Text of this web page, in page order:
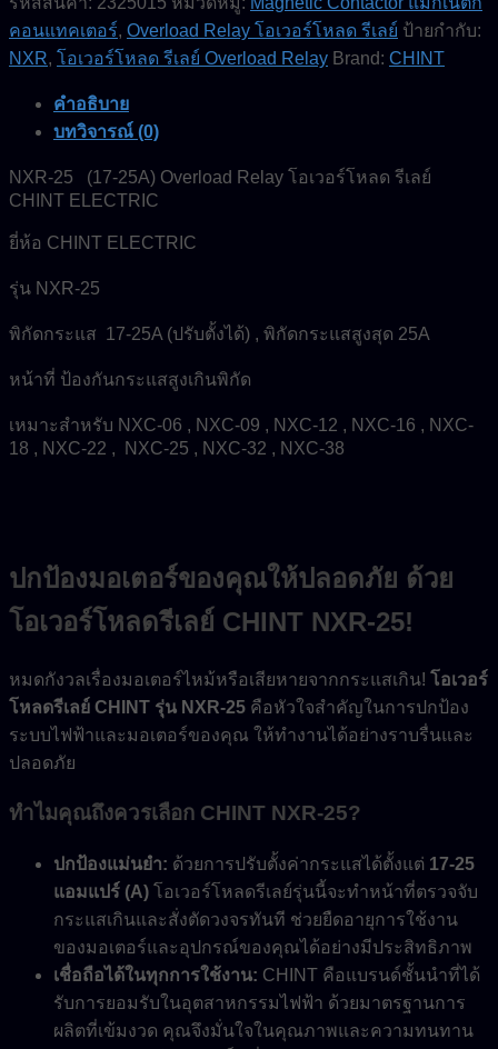
Overload
Relay-
CHINT
ชิ้น
คอนแทคเตอร์, Overload Relay โอเวอร์โหลด รีเลย์ ป้ายกำกับ:
NXR, โอเวอร์โหลด รีเลย์ Overload Relay Brand: CHINT
คำอธิบาย
บทวิจารณ์ (0)
NXR-25 (17-25A) Overload Relay โอเวอร์โหลด รีเลย์
CHINT ELECTRIC
ยี่ห้อ CHINT ELECTRIC
รุ่น NXR-25
พิกัดกระแส 17-25A (ปรับตั้งได้) , พิกัดกระแสสูงสุด 25A
หน้าที่ ป้องกันกระแสสูงเกินพิกัด
เหมาะสำหรับ NXC-06 , NXC-09 , NXC-12 , NXC-16 , NXC-
18 , NXC-22 , NXC-25 , NXC-32 , NXC-38
ปกป้องมอเตอร์ของคุณให้ปลอดภัย ด้วย
โอเวอร์โหลดรีเลย์ CHINT NXR-25!
หมดกังวลเรื่องมอเตอร์ไหม้หรือเสียหายจากกระแสเกิน! โอเวอร์
โหลดรีเลย์ CHINT รุ่น NXR-25 คือหัวใจสำคัญในการปกป้อง
ระบบไฟฟ้าและมอเตอร์ของคุณ ให้ทำงานได้อย่างราบรื่นและ
ปลอดภัย
ทำไมคุณถึงควรเลือก CHINT NXR-25?
ปกป้องแม่นยำ: ด้วยการปรับตั้งค่ากระแสได้ตั้งแต่ 17-25
แอมแปร์ (A) โอเวอร์โหลดรีเลย์รุ่นนี้จะทำหน้าที่ตรวจจับ
กระแสเกินและสั่งตัดวงจรทันที ช่วยยืดอายุการใช้งาน
ของมอเตอร์และอุปกรณ์ของคุณได้อย่างมีประสิทธิภาพ
เชื่อถือได้ในทุกการใช้งาน: CHINT คือแบรนด์ชั้นนำที่ได้
รับการยอมรับในอุตสาหกรรมไฟฟ้า ด้วยมาตรฐานการ
ผลิตที่เข้มงวด คุณจึงมั่นใจในคุณภาพและความทนทาน